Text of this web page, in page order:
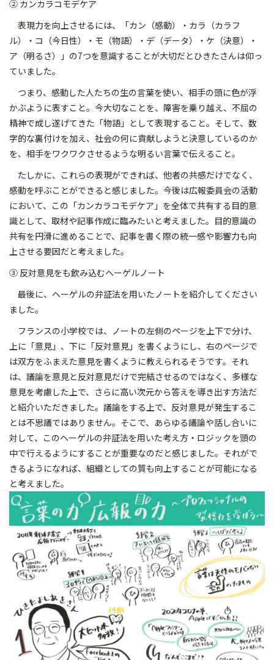
② カンカラコモデケア
表現力を向上させるには、「カン（感動）・カラ（カラフ
ル）・コ（今日性）・モ（物語）・デ（データ）・ケ（決意）・
ア（明るさ）」の7つを意識することが大切だとひきたさんは仰っ
ていました。
つまり、感動した人たちの生の言葉を使い、相手の頭に色が浮
かぶように表すこと。今大切なことを、障害を乗り越え、不屈の
精神で成し遂げてきた「物語」として表現すること。そして、数
字的な裏付けを加え、社会の何に貢献しようと決意しているのか
を、相手をワクワクさせるような明るい言葉で伝えること。
たしかに、これらの表現ができれば、他者の共感だけでなく、
感動を呼ぶことができると感じました。今後は広報委員会の活動
において、この「カンカラコモデケア」を全体で共有する目的意
識として、取材や記事作成に臨みたいと考えました。目的意識の
共有を円滑に進めることで、記事を書く際の統一感や影響力も向
上させる要因だと考えました。
③ 反対意見をも飲み込むヘーゲルノート
最後に、ヘーゲルの弁証法を用いたノートを紹介してください
ました。
フランスの小学校では、ノートの左側のページを上下で分け、
上に「意見」、下に「反対意見」を書くようにし、右のページで
は双方をふまえた意見を書くように教えられるそうです。それ
は、議論を意見と反対意見だけで完結させるのではなく、多様な
意見を考慮した上で、さらに高い次元から答えを導き出す方法だ
と紹介いただきました。議論をする上で、反対意見が発生するこ
とは不思議ではありません。そこで、あらゆる議論や話し合いに
対して、このヘーゲルの弁証法を用いた考え方・ロジックを頭の
中で行えるようにすることが重要なのだと感じました。それがで
きるようになれば、組織としての質も向上することが可能になる
と考えました。